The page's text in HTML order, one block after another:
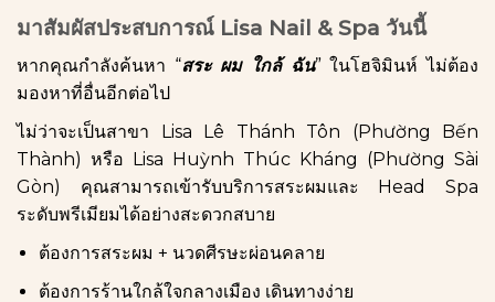
มาสัมผัสประสบการณ์ Lisa Nail & Spa วันนี้
หากคุณกำลังค้นหา “สระ ผม ใกล้ ฉัน” ในโฮจิมินห์ ไม่ต้อง
มองหาที่อื่นอีกต่อไป
ไม่ว่าจะเป็นสาขา Lisa Lê Thánh Tôn (Phường Bến
Thành) หรือ Lisa Huỳnh Thúc Kháng (Phường Sài
Gòn) คุณสามารถเข้ารับบริการสระผมและ Head Spa
ระดับพรีเมียมได้อย่างสะดวกสบาย
ต้องการสระผม + นวดศีรษะผ่อนคลาย
ต้องการร้านใกล้ใจกลางเมือง เดินทางง่าย